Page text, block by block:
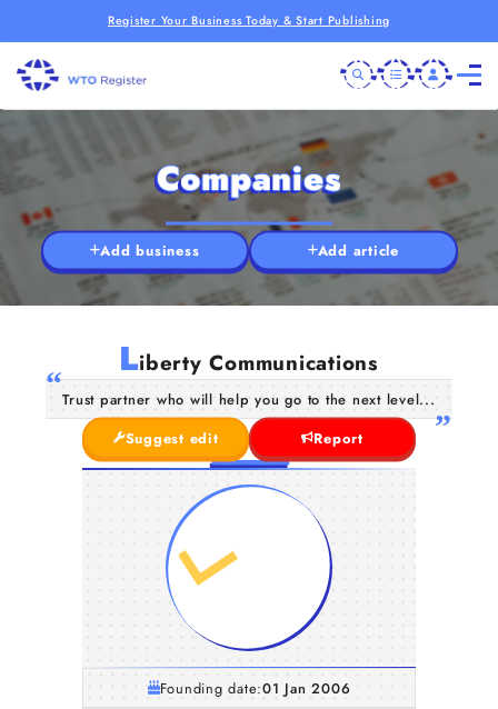
Register Your Business Today & Start Publishing
Companies
Add business Add article
Liberty Communications
Trust partner who will help you go to the next level...
Suggest edit
Report
Founding date:01 Jan 2006